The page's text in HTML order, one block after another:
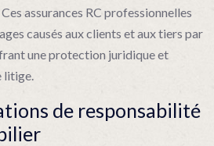
Ces assurances RC professionnelles
causés aux clients et aux tiers par
une protection juridique et
litige.
de responsabilité